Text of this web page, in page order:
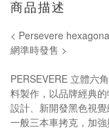
商品描述
< Persevere
網準時發售 >
PERSEVERE 立體六
料製作，以品牌經典
設計、新開發黑色視
一般三本車拷克，加強